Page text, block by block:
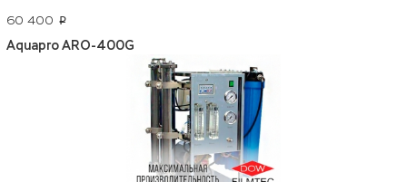
60 400 p
Aquapro ARO-400G